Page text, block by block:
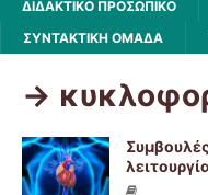
ΔΙΔΑΚΤΙΚΟ ΠΡΟΣΩΠΙΚΟ
ΣΥΝΤΑΚΤΙΚΗ ΟΜΑΔΑ
->